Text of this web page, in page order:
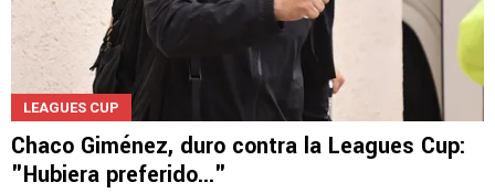
LEAGUES CUP
Chaco Giménez, duro contra la Leagues Cup:
"Hubiera preferido..."